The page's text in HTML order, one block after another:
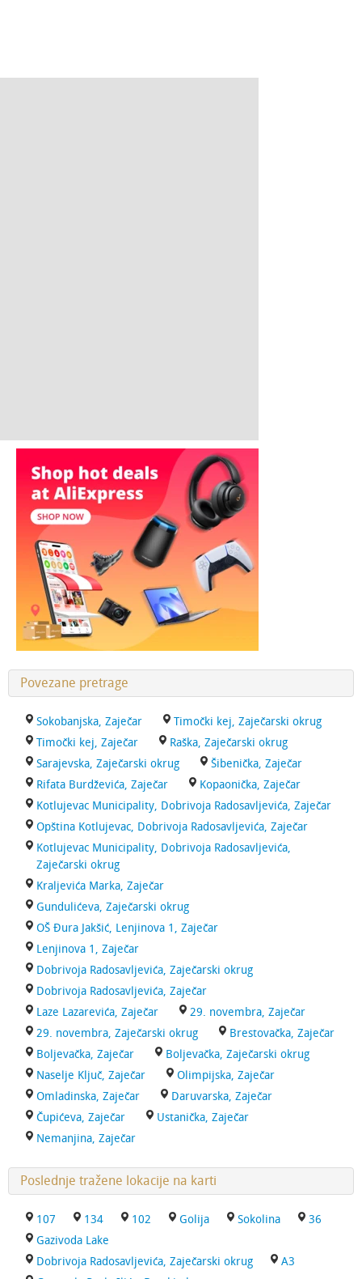
Povezane pretrage
Sokobanjska, Zaječar
Timočki kej, Zaječarski okrug
Timočki kej, Zaječar
Raška, Zaječarski okrug
Sarajevska, Zaječarski okrug
Šibenička, Zaječar
Rifata Burdževića, Zaječar
Kopaonička, Zaječar
Kotlujevac Municipality, Dobrivoja Radosavljevića, Zaječar
Opština Kotlujevac, Dobrivoja Radosavljevića, Zaječar
Kotlujevac Municipality, Dobrivoja Radosavljevića,
Zaječarski okrug
Kraljevića Marka, Zaječar
Gundulićeva, Zaječarski okrug
OŠ Đura Jakšić, Lenjinova 1, Zaječar
Lenjinova 1, Zaječar
Dobrivoja Radosavljevića, Zaječarski okrug
Dobrivoja Radosavljevića, Zaječar
Laze Lazarevića, Zaječar
29. novembra, Zaječar
29. novembra, Zaječarski okrug
Brestovačka, Zaječar
Boljevačka, Zaječar
Boljevačka, Zaječarski okrug
Naselje Ključ, Zaječar
Olimpijska, Zaječar
Omladinska, Zaječar
Daruvarska, Zaječar
Čupićeva, Zaječar
Ustanička, Zaječar
Nemanjina, Zaječar
Poslednje tražene lokacije na karti
107 134 102 Golija Sokolina
36
Gazivoda Lake
Dobrivoja Radosavljevića, Zaječarski okrug
A3